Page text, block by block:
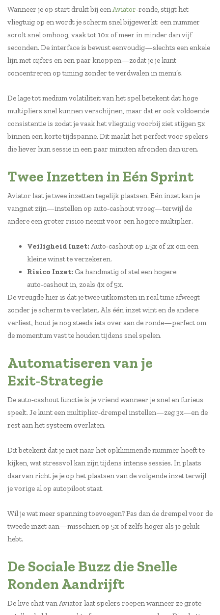
Wanneer je op start drukt bij eenAviator-ronde, stijgt het
vliegtuig op en wordt je scherm snel bijgewerkt: een nummer
scrolt snel omhoog, vaak tot 10x of meer in minder dan vijf
seconden. De interface is bewust eenvoudig—slechts een enkele
lijn met cijfers en een paar knoppen—zodat je je kunt
concentreren op timing zonder te verdwalen in menu’s.
De lage tot medium volatiliteit van het spel betekent dat hoge
multipliers snel kunnen verschijnen, maar dat er ook voldoende
consistentie is zodat je vaak het vliegtuig voorbij ziet stijgen 5x
binnen een korte tijdspanne. Dit maakt het perfect voor spelers
die liever hun sessie in een paar minuten afronden dan uren.
Twee Inzetten in Eén Sprint
Aviator laat je twee inzetten tegelijk plaatsen. Eén inzet kan je
vangnet zijn—instellen op auto‑cashout vroeg—terwijl de
andere een groter risico neemt voor een hogere multiplier.
Veiligheid Inzet: Auto‑cashout op 1.5x of 2x om een
kleine winst te verzekeren.
Risico Inzet: Ga handmatig of stel een hogere
auto‑cashout in, zoals 4x of 5x.
De vreugde hier is dat je twee uitkomsten in real time afweegt
zonder je scherm te verlaten. Als één inzet wint en de andere
verliest, houd je nog steeds iets over aan de ronde—perfect om
de momentum vast te houden tijdens snel spelen.
Automatiseren van je
Exit‑Strategie
De auto‑cashout functie is je vriend wanneer je snel en furieus
speelt. Je kunt een multiplier‑drempel instellen—zeg 3x—en de
rest aan het systeem overlaten.
Dit betekent dat je niet naar het opklimmende nummer hoeft te
kijken, wat stressvol kan zijn tijdens intense sessies. In plaats
daarvan richt je je op het plaatsen van de volgende inzet terwijl
je vorige al op autopiloot staat.
Wil je wat meer spanning toevoegen? Pas dan de drempel voor de
tweede inzet aan—misschien op 5x of zelfs hoger als je geluk
hebt.
De Sociale Buzz die Snelle
Ronden Aandrijft
De live chat van Aviator laat spelers roepen wanneer ze grote